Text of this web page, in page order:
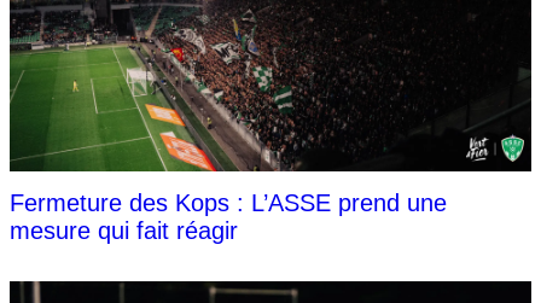
Fermeture des Kops : L’ASSE prend une
mesure qui fait réagir